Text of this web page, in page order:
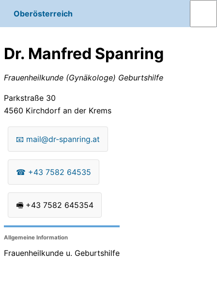
Oberösterreich
Dr. Manfred Spanring
Frauenheilkunde (Gynäkologe) Geburtshilfe
Parkstraße 30
4560 Kirchdorf an der Krems
📧 mail@dr-spanring.at
☎ +43 7582 64535
🖷 +43 7582 645354
Allgemeine Information
Frauenheilkunde u. Geburtshilfe